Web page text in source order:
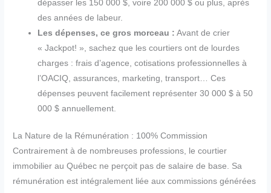
dépasser les 150 000 $, voire 200 000 $ ou plus, après
des années de labeur.
Les dépenses, ce gros morceau : Avant de crier
« Jackpot! », sachez que les courtiers ont de lourdes
charges : frais d’agence, cotisations professionnelles à
l’OACIQ, assurances, marketing, transport… Ces
dépenses peuvent facilement représenter 30 000 $ à 50
000 $ annuellement.
La Nature de la Rémunération : 100% Commission
Contrairement à de nombreuses professions, le courtier
immobilier au Québec ne perçoit pas de salaire de base. Sa
rémunération est intégralement liée aux commissions générées